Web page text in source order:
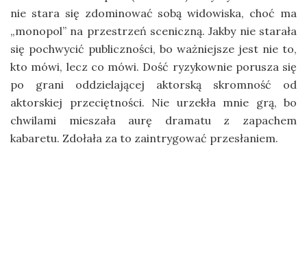
nie stara się zdominować sobą widowiska, choć ma
„monopol” na przestrzeń sceniczną. Jakby nie starała
się pochwycić publiczności, bo ważniejsze jest nie to,
kto mówi, lecz co mówi. Dość ryzykownie porusza się
po grani oddzielającej aktorską skromność od
aktorskiej przeciętności. Nie urzekła mnie grą, bo
chwilami mieszała aurę dramatu z zapachem
kabaretu. Zdołała za to zaintrygować przesłaniem.